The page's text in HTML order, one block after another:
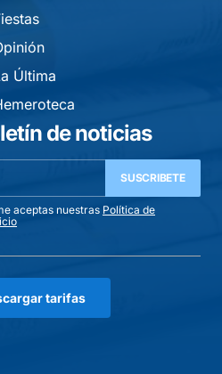
Última
de noticias
SUSCRIBETE
aceptas nuestras Política de
tarifas